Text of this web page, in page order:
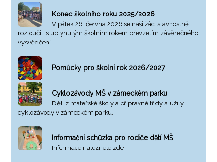
Konec školního roku 2025/2026
V pátek 26. června 2026 se naši žáci slavnostně
rozloučili s uplynulým školním rokem převzetím závěrečného
vysvědčení.
Pomůcky pro školní rok 2026/2027
Cyklozávody MŠ v zámeckém parku
Děti z mateřské školy a přípravné třídy si užily
cyklozávody v zámeckém parku.
Informační schůzka pro rodiče dětí MŠ
Informace naleznete zde.